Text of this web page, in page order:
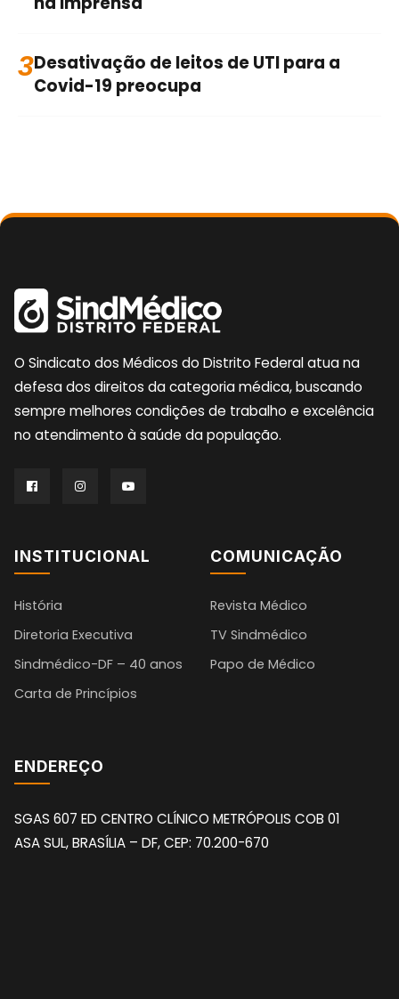
3Desativação de leitos de UTI para a
Covid-19 preocupa
O Sindicato dos Médicos do Distrito Federal atua na
defesa dos direitos da categoria médica, buscando
sempre melhores condições de trabalho e excelência
no atendimento à saúde da população.
INSTITUCIONAL
História
Diretoria Executiva
Sindmédico-DF – 40 anos
Carta de Princípios
COMUNICAÇÃO
Revista Médico
TV Sindmédico
Papo de Médico
ENDEREÇO
SGAS 607 ED CENTRO CLÍNICO METRÓPOLIS COB 01
ASA SUL, BRASÍLIA – DF, CEP: 70.200-670